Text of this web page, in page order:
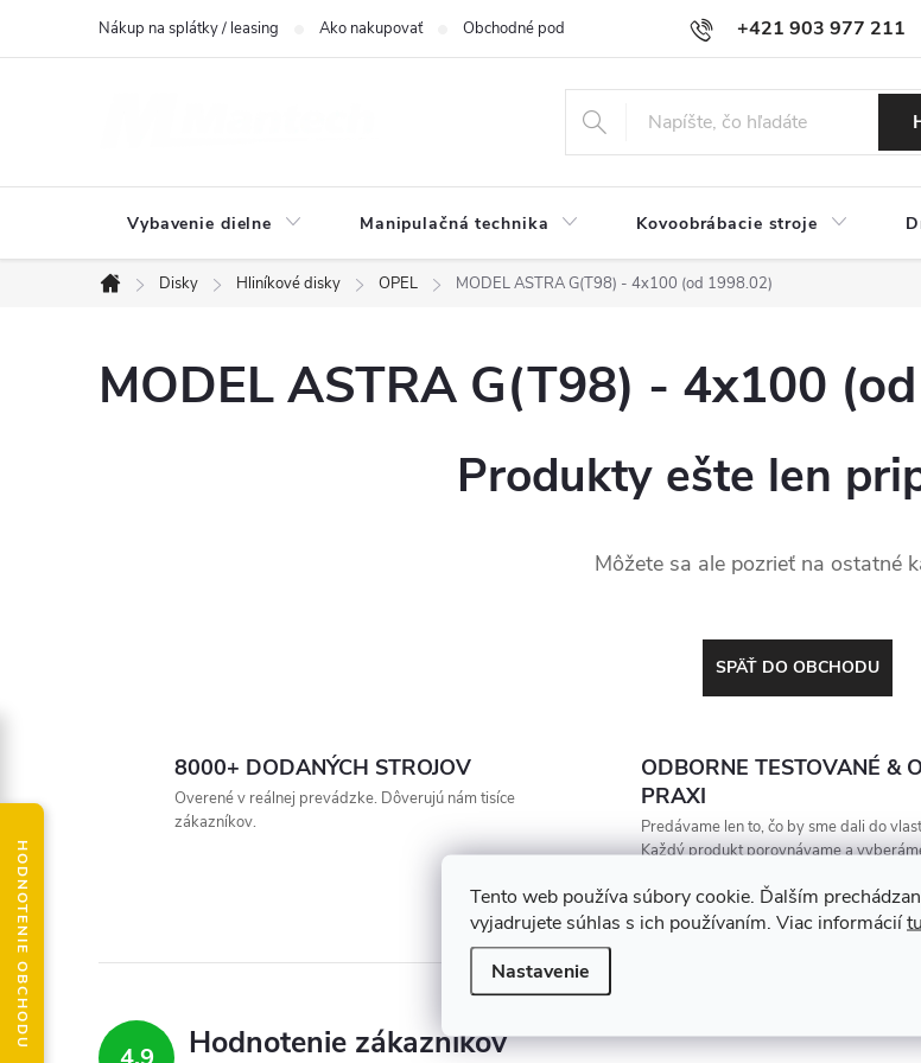
Tento web používa súbory cookie. Ďalším
vyjadrujete súhlas s ich používaním. Viac informácií
Nastavenie
+421 903 977 211
Nákup na splátky / leasing Ako nakupovať Obchodné podmienky Podmienky ochrany osobných údajov
Vybavenie dielne Manipulačná technika Kovoobrábacie stroje
Domov
Disky Hliníkové disky OPEL MODEL ASTRA G(T98) - 4x100 (od 1998.02)
MODEL ASTRA G(T98) - 4x100
Produkty ešte len
Môžete sa ale pozrieť na ostatné
SPÄŤ DO OBCHODU
8000+ DODANÝCH STROJOV
Overené v reálnej prevádzke. Dôverujú nám tisíce
zákazníkov.
ODBORNE TESTOVANÉ &
PRAXI
Predávame len to, čo by sme dali do
Každý produkt porovnávame a
Hodnotenie zákazníkov
HODNOTENIE OBCHODU